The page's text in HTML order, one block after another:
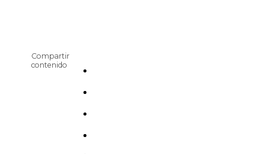
Compartir
contenido